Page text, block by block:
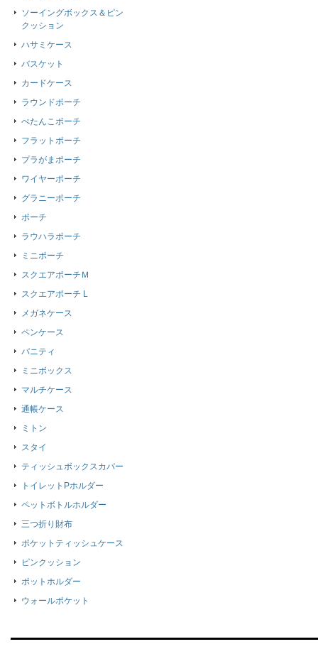
ソーイングボックス＆ピン
クッション
ハサミケース
バスケット
カードケース
ラウンドポーチ
ぺたんこポーチ
フラットポーチ
プラがまポーチ
ワイヤーポーチ
グラニーポーチ
ポーチ
ラウハラポーチ
ミニポーチ
スクエアポーチＭ
スクエアポーチ L
メガネケース
ペンケース
バニティ
ミニボックス
マルチケース
通帳ケース
ミトン
スタイ
ティッシュボックスカバー
トイレットPホルダー
ペットボトルホルダー
三つ折り財布
ポケットティッシュケース
ピンクッション
ポットホルダー
ウォールポケット